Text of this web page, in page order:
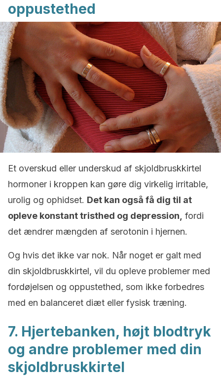
oppustethed
Et overskud eller underskud af skjoldbruskkirtel
hormoner i kroppen kan gøre dig virkelig irritable,
urolig og ophidset. Det kan også få dig til at
opleve konstant tristhed og depression, fordi
det ændrer mængden af serotonin i hjernen.
Og hvis det ikke var nok. Når noget er galt med
din skjoldbruskkirtel, vil du opleve problemer med
fordøjelsen og oppustethed, som ikke forbedres
med en balanceret diæt eller fysisk træning.
7. Hjertebanken, højt blodtryk
og andre problemer med din
skjoldbruskkirtel